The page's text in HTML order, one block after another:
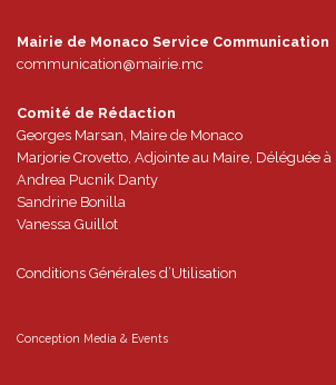
Mairie de Monaco Service Communication
communication@mairie.mc
Comité de Rédaction
Georges Marsan, Maire de Monaco
Marjorie Crovetto, Adjointe au Maire, Déléguée
Andrea Pucnik Danty
Sandrine Bonilla
Vanessa Guillot
Conditions Générales d’Utilisation
Conception Media & Events